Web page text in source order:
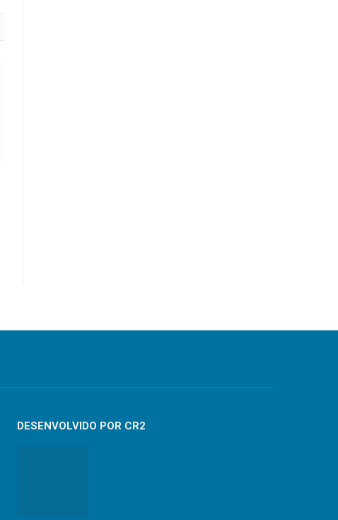
DESENVOLVIDO POR CR2